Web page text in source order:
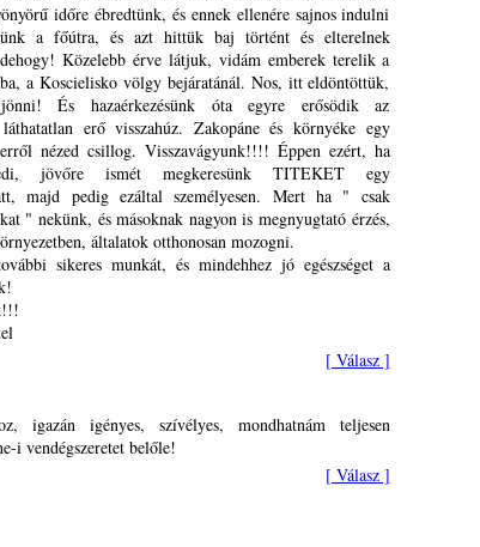
időre ébredtünk, és ennek ellenére sajnos indulni
a főútra, és azt hittük baj történt és elterelnek
Közelebb érve látjuk, vidám emberek terelik a
a Koscielisko völgy bejáratánál. Nos, itt eldöntöttük,
És hazaérkezésünk óta egyre erősödik az
láthatatlan erő visszahúz. Zakopáne és környéke egy
nézed csillog. Visszavágyunk!!!! Éppen ezért, ha
jövőre ismét megkeresünk TITEKET egy
majd pedig ezáltal személyesen. Mert ha " csak
" nekünk, és másoknak nagyon is megnyugtató érzés,
általatok otthonosan mozogni.
sikeres munkát, és mindehhez jó egészséget a
[ Válasz ]
igazán igényes, szívélyes, mondhatnám teljesen
i vendégszeretet belőle!
[ Válasz ]